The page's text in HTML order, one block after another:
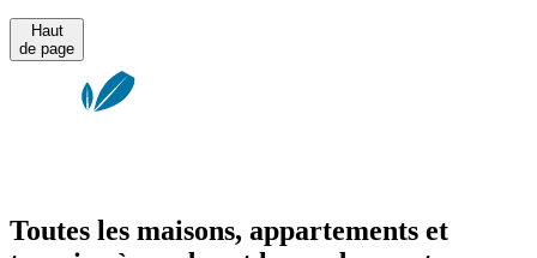
Haut
de page
Toutes les maisons, appartements et